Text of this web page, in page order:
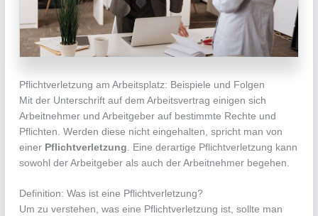
Pflichtverletzung am Arbeitsplatz: Beispiele und Folgen
Mit der Unterschrift auf dem Arbeitsvertrag einigen sich
Arbeitnehmer und Arbeitgeber auf bestimmte Rechte und
Pflichten. Werden diese nicht eingehalten, spricht man von
einer Pflichtverletzung . Eine derartige Pflichtverletzung kann
sowohl der Arbeitgeber als auch der Arbeitnehmer begehen.
Definition: Was ist eine Pflichtverletzung?
Um zu verstehen, was eine Pflichtverletzung ist, sollte man